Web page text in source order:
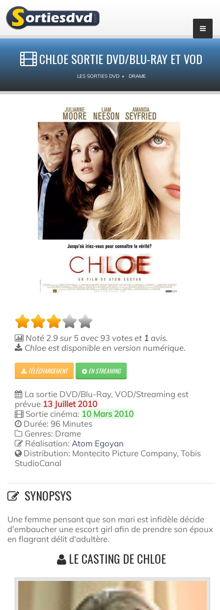
CHLOE SORTIE DVD/BLU-RAY ET VOD
LES SORTIES DVD DRAME
Noté 2.9sur5 avec93 votes et 1 avis.
Chloe est disponible en version numérique.
TÉLÉCHARGEMENT EN STREAMING
La sortie DVD/Blu-Ray, VOD/Streaming est
prévue 13 Juillet 2010
Sortie cinéma: 10 Mars 2010
Durée: 96 Minutes
Genres: Drame
Réalisation: Atom Egoyan
Distribution: Montecito Picture Company, Tobis
StudioCanal
SYNOPSYS
Une femme pensant que son mari est infidèle décide
d'embaucher une escort girl afin de prendre son époux
en flagrant délit d'adultère.
LE CASTING DE CHLOE